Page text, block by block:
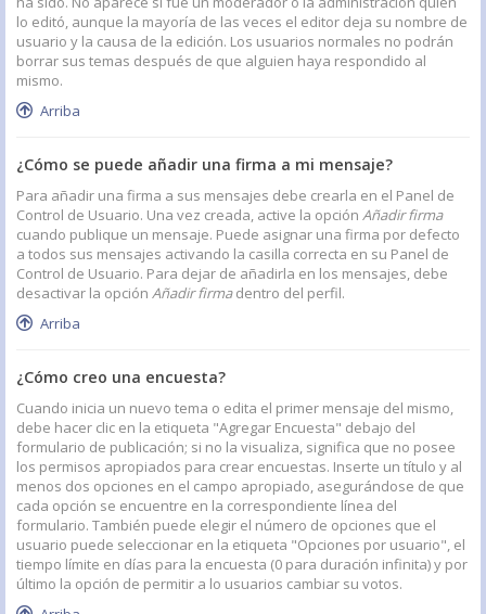
lo editó, aunque la mayoría de las veces el editor deja su nombre de
usuario y la causa de la edición. Los usuarios normales no podrán
borrar sus temas después de que alguien haya respondido al
mismo.
Arriba
¿Cómo se puede añadir una firma a mi mensaje?
Para añadir una firma a sus mensajes debe crearla en el Panel de
Control de Usuario. Una vez creada, active la opción Añadir firma
cuando publique un mensaje. Puede asignar una firma por defecto
a todos sus mensajes activando la casilla correcta en su Panel de
Control de Usuario. Para dejar de añadirla en los mensajes, debe
desactivar la opción Añadir firmadentro del perfil.
Arriba
¿Cómo creo una encuesta?
Cuando inicia un nuevo tema o edita el primer mensaje del mismo,
debe hacer clic en la etiqueta "Agregar Encuesta" debajo del
formulario de publicación; si no la visualiza, significa que no posee
los permisos apropiados para crear encuestas. Inserte un título y al
menos dos opciones en el campo apropiado, asegurándose de que
cada opción se encuentre en la correspondiente línea del
formulario. También puede elegir el número de opciones que el
usuario puede seleccionar en la etiqueta "Opciones por usuario", el
tiempo límite en días para la encuesta (0 para duración infinita) y por
último la opción de permitir a lo usuarios cambiar su votos.